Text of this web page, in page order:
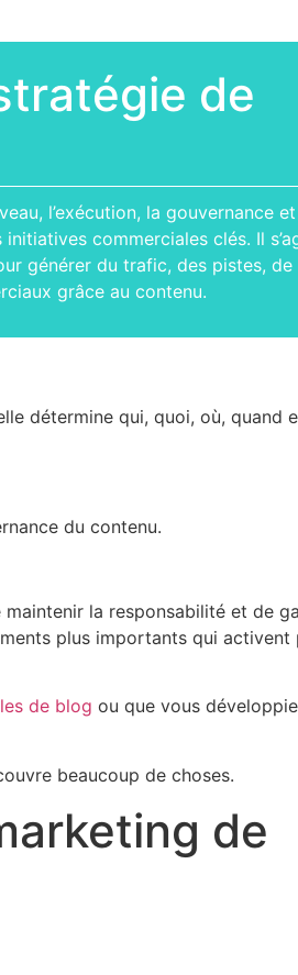
de
l’exécution, la gouvernance
commerciales clés. Il
générer du trafic, des pistes, de
grâce au contenu.
détermine qui, quoi, où, quand
du contenu.
la responsabilité et de
plus importants qui activent
de blog ou que vous
beaucoup de choses.
de